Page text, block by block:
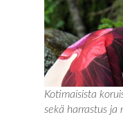
Kotimaisista
sekä harrastus ja